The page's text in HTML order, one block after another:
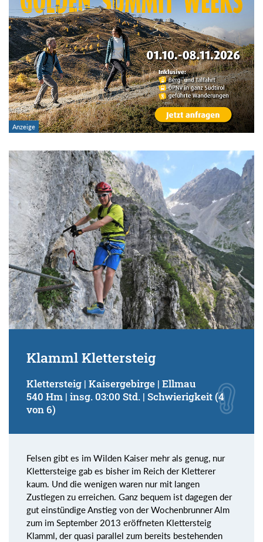
Region:
Gebirge:
Art der Tour:
Schwierigkeitsgrad:
von
bis
Kondition (Tourdauer):
von
bis
Suchbegriff:
Klamml Klettersteig
Klettersteig | Kaisergebirge | Ellmau
540 Hm | insg. 03:00 Std. | Schwierigkeit (4
von 6)
Felsen gibt es im Wilden Kaiser mehr als genug, nur
Klettersteige gab es bisher im Reich der Kletterer
kaum. Und die wenigen waren nur mit langen
Zustiegen zu erreichen. Ganz bequem ist dagegen der
gut einstündige Anstieg von der Wochenbrunner Alm
zum im September 2013 eröffneten Klettersteig
Klamml, der quasi parallel zum bereits bestehenden